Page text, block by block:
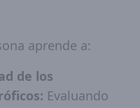
aprende a:
de los
Evaluando